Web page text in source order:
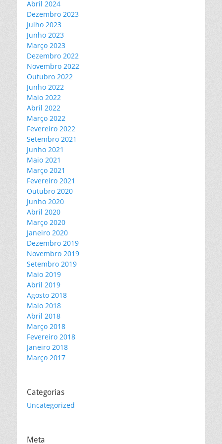
Abril 2024
Dezembro 2023
Julho 2023
Junho 2023
Março 2023
Dezembro 2022
Novembro 2022
Outubro 2022
Junho 2022
Maio 2022
Abril 2022
Março 2022
Fevereiro 2022
Setembro 2021
Junho 2021
Maio 2021
Março 2021
Fevereiro 2021
Outubro 2020
Junho 2020
Abril 2020
Março 2020
Janeiro 2020
Dezembro 2019
Novembro 2019
Setembro 2019
Maio 2019
Abril 2019
Agosto 2018
Maio 2018
Abril 2018
Março 2018
Fevereiro 2018
Janeiro 2018
Março 2017
Categorias
Uncategorized
Meta